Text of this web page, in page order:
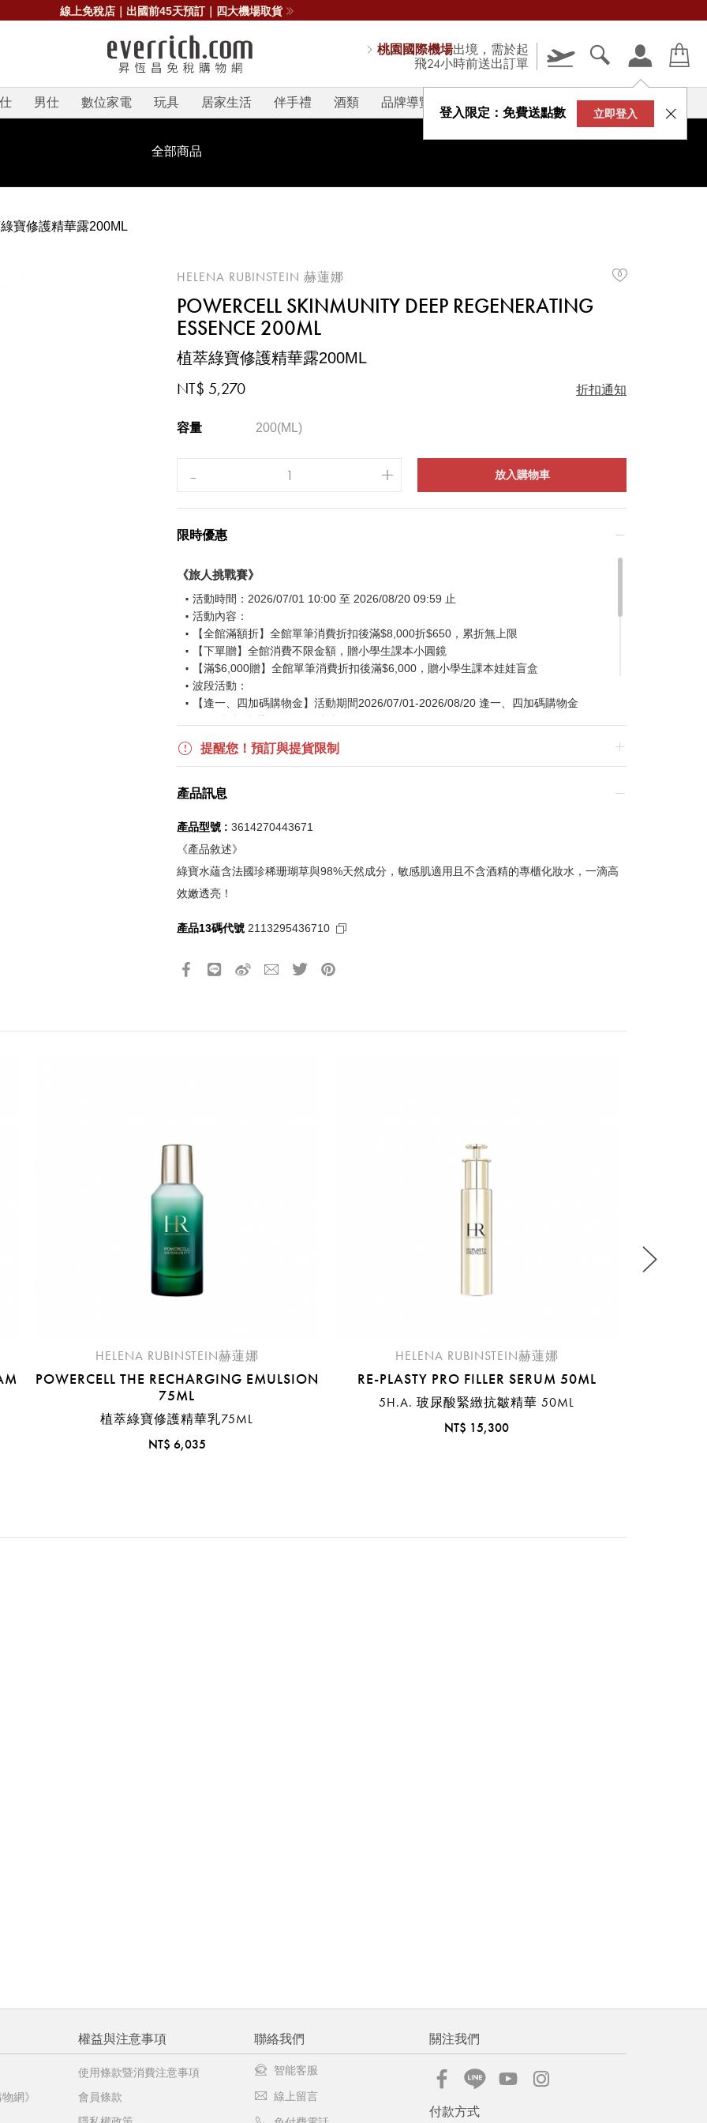
線上免稅店｜出國前45天預訂｜四大機場取貨
桃園國際機場出境，需於起
飛24小時前送出訂單
登入限定：免費送點數 立即登入
男仕 數位家電 玩具 居家生活 伴手禮 酒類 品牌導覽 V-STORY
全部商品
國際線出境旅客使用
寶修護精華露200ML
您必須登入才有辦法使用喜愛清單！
HELENA RUBINSTEIN 赫蓮娜
POWERCELL SKINMUNITY DEEP REGENERATING
ESSENCE 200ML
植萃綠寶修護精華露200ML
NT$ 5,270 折扣通知
容量 200(ML)
放入購物車
限時優惠
《旅人挑戰賽》
活動時間：2026/07/01 10:00 至 2026/08/20 09:59 止
活動內容：
【全館滿額折】全館單筆消費折扣後滿$8,000折$650，累折無上限
【下單贈】全館消費不限金額，贈小學生課本小圓鏡
【滿$6,000贈】全館單筆消費折扣後滿$6,000，贈小學生課本娃娃盲盒
波段活動：
【逢一、四加碼購物金】活動期間2026/07/01-2026/08/20 逢一、四加碼購物金
活動詳情請參見
實際折扣金額以系統顯示為準
《網站活動限制說明》
所有活動皆以系統自動計算是否達到滿額優惠門檻，以系統計算為準
提醒您！預訂與提貨限制
產品訊息
產品型號 : 3614270443671
《產品敘述》
綠寶水蘊含法國珍稀珊瑚草與98%天然成分，敏感肌適用且不含酒精的專櫃化妝水，一滴高
效嫩透亮！
產品13碼代號 2113295436710
HELENA RUBINSTEIN赫蓮娜
POWERCELL THE RECHARGING EMULSION
75ML
植萃綠寶修護精華乳75ML
NT$ 6,035
HELENA RUBINSTEIN赫蓮娜
RE-PLASTY PRO FILLER SERUM 50ML
5H.A. 玻尿酸緊緻抗皺精華 50ML
NT$ 15,300
網》
權益與注意事項
使用條款暨消費注意事項
會員條款
聯絡我們
智能客服
線上留言
關注我們
付款方式